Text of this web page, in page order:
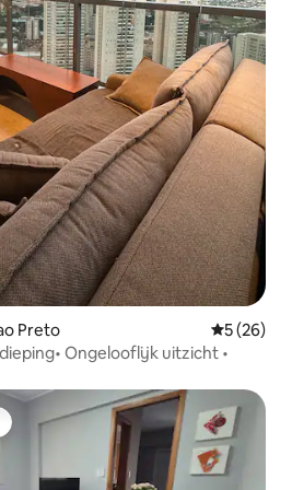
Preto
5 (26)
Ongelooflijk uitzicht •